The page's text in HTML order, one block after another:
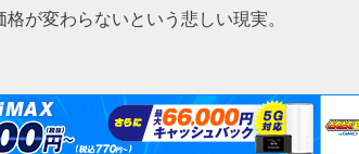
が変わらないという悲しい現実。